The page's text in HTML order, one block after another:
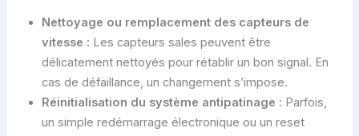
Nettoyage ou remplacement des capteurs de
vitesse : Les capteurs sales peuvent être
délicatement nettoyés pour rétablir un bon signal. En
cas de défaillance, un changement s’impose.
Réinitialisation du système antipatinage : Parfois,
un simple redémarrage électronique ou un reset